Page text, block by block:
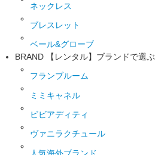
ネックレス
ブレスレット
ベール&グローブ
BRAND
【レンタル】ブランドで選ぶ
フランブルーム
ミミキャネル
ビビアディティ
ヴァニラクチュール
人気海外ブランド